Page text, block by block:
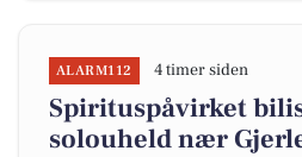
ALARM112 4 timer siden
Spirituspåvirket
solouheld nær